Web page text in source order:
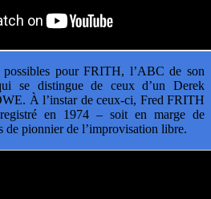
possibles pour FRITH, l’ABC de son
se distingue de ceux d’un Derek
À l’instar de ceux-ci, Fred FRITH
en 1974 – soit en marge de
pionnier de l’improvisation libre.